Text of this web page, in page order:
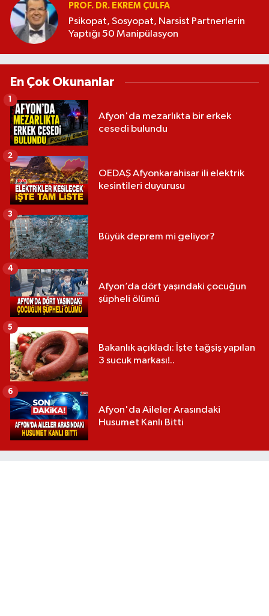
PROF. DR. EKREM ÇULFA
Psikopat, Sosyopat, Narsist Partnerlerin
Yaptığı 50 Manipülasyon
En Çok Okunanlar
Afyon'da mezarlıkta bir erkek
cesedi bulundu
1
OEDAŞ Afyonkarahisar ili elektrik
kesintileri duyurusu
2
Büyük deprem mi geliyor?
3
Afyon’da dört yaşındaki çocuğun
şüpheli ölümü
4
Bakanlık açıkladı: İşte tağşiş yapılan
3 sucuk markası!..
5
Afyon'da Aileler Arasındaki
Husumet Kanlı Bitti
6